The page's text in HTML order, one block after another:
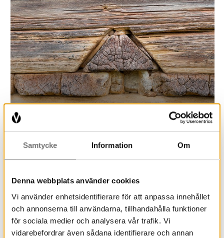
Samtycke Information Om
Denna webbplats använder cookies
Vi använder enhetsidentifierare för att anpassa innehållet
och annonserna till användarna, tillhandahålla funktioner
för sociala medier och analysera vår trafik. Vi
vidarebefordrar även sådana identifierare och annan